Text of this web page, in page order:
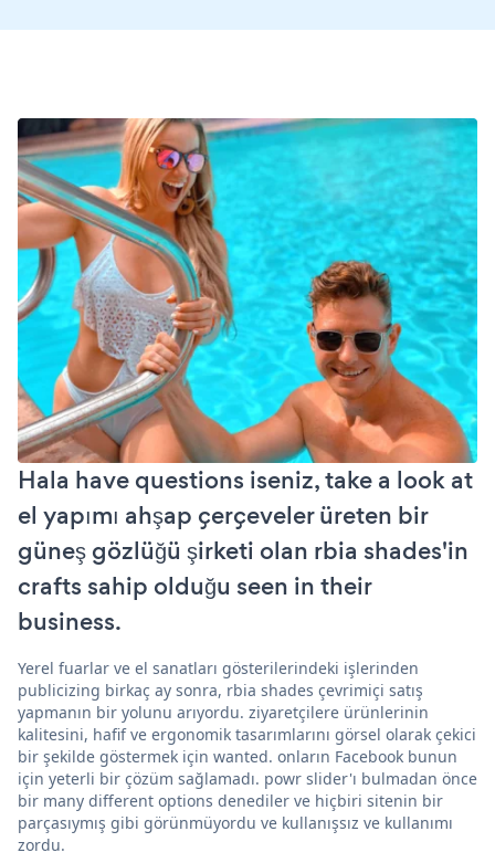
Hala have questions iseniz, take a look at
el yapımı ahşap çerçeveler üreten bir
güneş gözlüğü şirketi olan rbia shades'in
crafts sahip olduğu seen in their
business.
Yerel fuarlar ve el sanatları gösterilerindeki işlerinden
publicizing birkaç ay sonra, rbia shades çevrimiçi satış
yapmanın bir yolunu arıyordu. ziyaretçilere ürünlerinin
kalitesini, hafif ve ergonomik tasarımlarını görsel olarak çekici
bir şekilde göstermek için wanted. onların Facebook bunun
için yeterli bir çözüm sağlamadı. powr slider'ı bulmadan önce
bir many different options denediler ve hiçbiri sitenin bir
parçasıymış gibi görünmüyordu ve kullanışsız ve kullanımı
zordu.